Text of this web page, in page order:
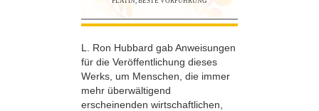
L. Ron Hubbard gab Anweisungen
für die Veröffentlichung dieses
Werks, um Menschen, die immer
mehr überwältigend
erscheinenden wirtschaftlichen,